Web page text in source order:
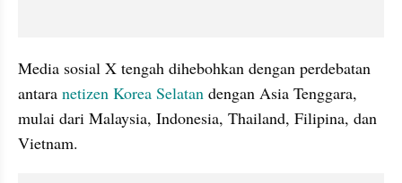
Media sosial X tengah dihebohkan dengan perdebatan
antara netizen Korea Selatan dengan Asia Tenggara,
mulai dari Malaysia, Indonesia, Thailand, Filipina, dan
Vietnam.